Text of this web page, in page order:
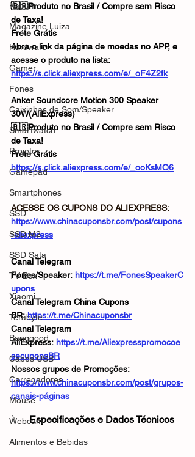
Kabum
Magazine Luiza
Hardware
Gamer
Fones
Caixinhas de Som/Speaker
Smartwatch
Projetor
Gamepad
Smartphones
SSD
SSD M2
SSD Sata
TV Box
Xiaomi
Terabyte
Banggood
Cabos USB
Carregadores
Mouse
Webcam
Alimentos e Bebidas
🇧🇷Produto no Brasil / Compre sem Risco
de Taxa!
Frete Grátis
Abra o link da página de moedas no APP, e
acesse o produto na lista:
https://s.click.aliexpress.com/e/_oF4Z2fk
Anker Soundcore Motion 300 Speaker
30W(AliExpress)
🇧🇷Produto no Brasil / Compre sem Risco
de Taxa!
Frete Grátis
https://s.click.aliexpress.com/e/_ooKsMQ6
ACESSE OS CUPONS DO ALIEXPRESS:
https://www.chinacuponsbr.com/post/cupons
-aliexpress
Canal Telegram
Fones/Speaker: https://t.me/FonesSpeakerC
upons
Canal Telegram China Cupons
BR: https://t.me/Chinacuponsbr
Canal Telegram
AliExpress: https://t.me/Aliexpresspromocoe
secuponsBR
Nossos grupos de Promoções:
https://www.chinacuponsbr.com/post/grupos-
canais-páginas
Especificações e Dados Técnicos